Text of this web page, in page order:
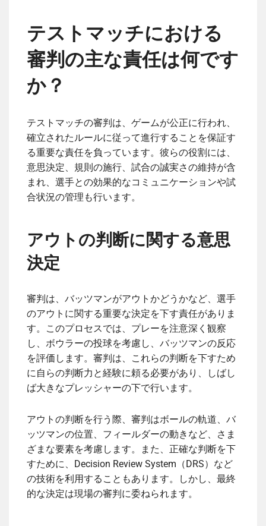
テストマッチにおける
審判の主な責任は何です
か？
テストマッチの審判は、ゲームが公正に行われ、
確立されたルールに従って進行することを保証す
る重要な責任を負っています。彼らの役割には、
意思決定、規則の施行、試合の誠実さの維持が含
まれ、選手との効果的なコミュニケーションや試
合状況の管理も行います。
アウトの判断に関する意思
決定
審判は、バッツマンがアウトかどうかなど、選手
のアウトに関する重要な決定を下す責任がありま
す。このプロセスでは、プレーを注意深く観察
し、ボウラーの投球を考慮し、バッツマンの反応
を評価します。審判は、これらの判断を下すため
に自らの判断力と経験に頼る必要があり、しばし
ば大きなプレッシャーの下で行います。
アウトの判断を行う際、審判はボールの軌道、バ
ッツマンの位置、フィールダーの動きなど、さま
ざまな要素を考慮します。また、正確な判断を下
すために、Decision Review System（DRS）など
の技術を利用することもあります。しかし、最終
的な決定は現場の審判に委ねられます。